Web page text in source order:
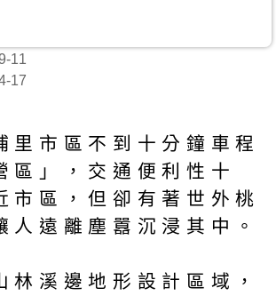
11
17
里市區不到十分鐘車程
區」，交通便利性十
市區，但卻有著世外桃
人遠離塵囂沉浸其中。
林溪邊地形設計區域，